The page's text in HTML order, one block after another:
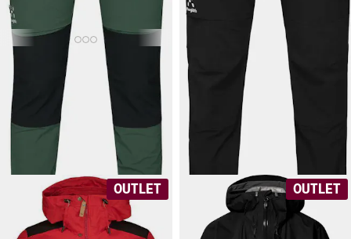
64,90 €
HAGLÖFS
Women's Rugged Slim
Pant
Vartalonmyötäiset, todella
kestävät vaellushousut naisille.
HAGLÖFS
Women's Mid Standard
Pant
Naisten retkeilyhousut.
Joustavat ja kestävät.
OUTLET OUTLET